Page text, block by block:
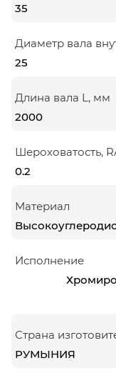
35
Диаметр вала
25
Длина вала L, мм
2000
Шероховатость,
0.2
Материал
Исполнение
Страна
РУМЫНИЯ